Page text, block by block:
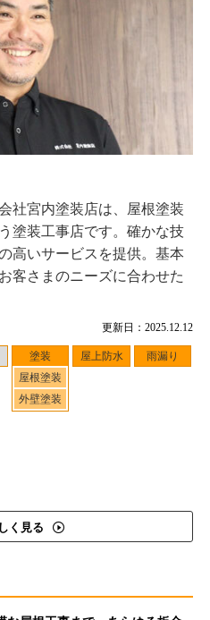
更新日：2025.12.12
塗装
屋根塗装
外壁塗装
屋上防水 雨漏り
く見る
社宮内塗装店は、屋根塗装
塗装工事店です。確かな技
高いサービスを提供。基本
客さまのニーズに合わせた